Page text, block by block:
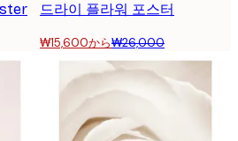
드라이 플라워 포스터
₩15,600から₩26,000